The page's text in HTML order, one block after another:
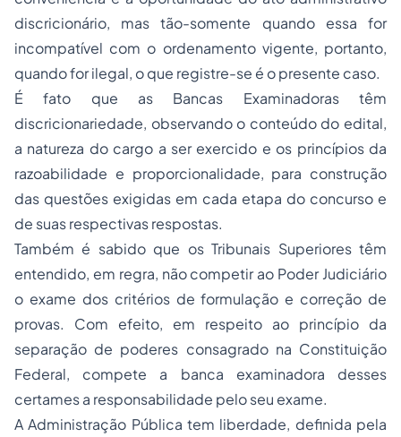
discricionário, mas tão-somente quando essa for
incompatível com o ordenamento vigente, portanto,
quando for ilegal, o que registre-se é o presente caso.
É fato que as Bancas Examinadoras têm
discricionariedade, observando o conteúdo do edital,
a natureza do cargo a ser exercido e os princípios da
razoabilidade e proporcionalidade, para construção
das questões exigidas em cada etapa do concurso e
de suas respectivas respostas.
Também é sabido que os Tribunais Superiores têm
entendido, em regra, não competir ao Poder Judiciário
o exame dos critérios de formulação e correção de
provas. Com efeito, em respeito ao princípio da
separação de poderes consagrado na Constituição
Federal, compete a banca examinadora desses
certames a responsabilidade pelo seu exame.
A Administração Pública tem liberdade, definida pela